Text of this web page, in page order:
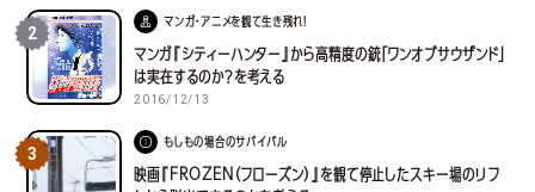
2
マンガ・アニメを観て生き残れ！
マンガ『シティーハンター』から高精度の銃「ワンオブサウザンド」
は実在するのか？を考える
2016/12/13
3
もしもの場合のサバイバル
映画『FROZEN（フローズン）』を観て停止したスキー場のリフ